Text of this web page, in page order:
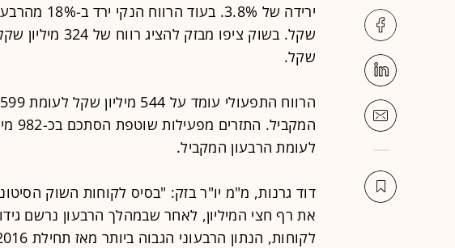
שקל.
לעומת הרבעון המקביל.
דוד גרנות, מ"מ יו"ר בזק: "בסיס לקוחות השוק